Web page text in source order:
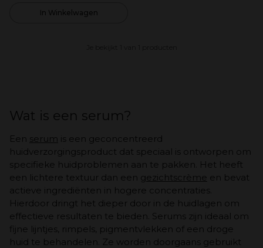
In Winkelwagen
Wat is een serum?
Een serum is een geconcentreerd
huidverzorgingsproduct dat speciaal is ontworpen om
specifieke huidproblemen aan te pakken. Het heeft
een lichtere textuur dan een gezichtscrème en bevat
actieve ingrediënten in hogere concentraties.
Hierdoor dringt het dieper door in de huidlagen om
effectieve resultaten te bieden. Serums zijn ideaal om
fijne lijntjes, rimpels, pigmentvlekken of een droge
huid te behandelen. Ze worden doorgaans gebruikt